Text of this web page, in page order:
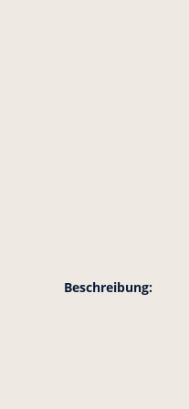
Beschreibung: